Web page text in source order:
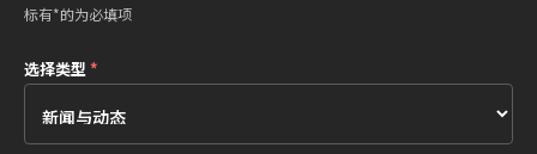
标有*的为必填项
选择类型 *